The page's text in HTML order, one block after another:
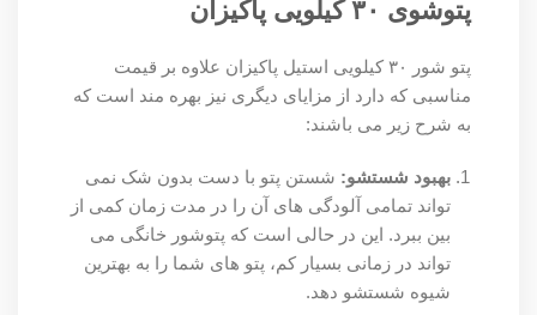
پتوشوی ۳۰ کیلویی پاکیزان
پتو شور ۳۰ کیلویی استیل پاکیزان علاوه بر قیمت
مناسبی که دارد از مزایای دیگری نیز بهره مند است که
به شرح زیر می باشند:
بهبود شستشو: شستن پتو با دست بدون شک نمی
تواند تمامی آلودگی های آن را در مدت زمان کمی از
بین ببرد. این در حالی است که پتوشور خانگی می
تواند در زمانی بسیار کم، پتو های شما را به بهترین
شیوه شستشو دهد.